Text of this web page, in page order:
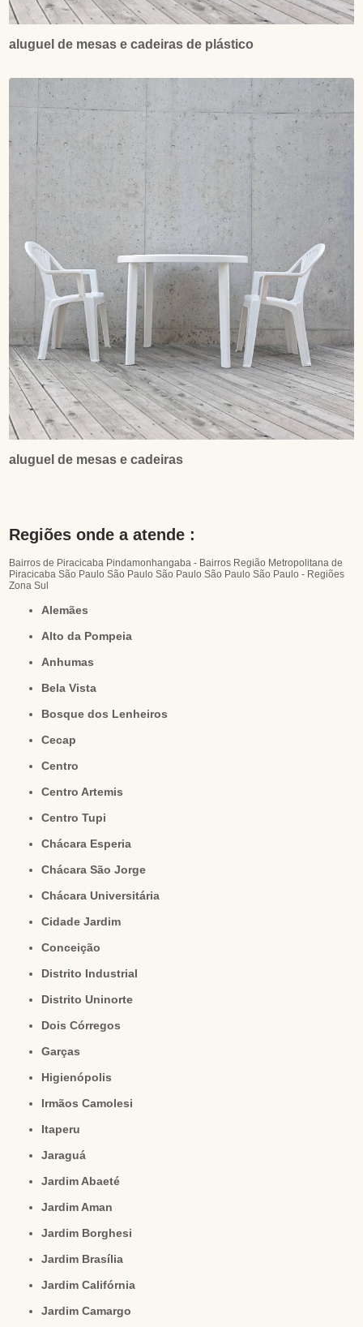
aluguel de mesas e cadeiras de plástico
aluguel de mesas e cadeiras
Regiões onde a atende :
Bairros de Piracicaba Pindamonhangaba - Bairros Região Metropolitana de
Piracicaba São Paulo São Paulo São Paulo São PauloSão Paulo - Regiões
Zona Sul
Alemães
Alto da Pompeia
Anhumas
Bela Vista
Bosque dos Lenheiros
Cecap
Centro
Centro Artemis
Centro Tupi
Chácara Esperia
Chácara São Jorge
Chácara Universitária
Cidade Jardim
Conceição
Distrito Industrial
Distrito Uninorte
Dois Córregos
Garças
Higienópolis
Irmãos Camolesi
Itaperu
Jaraguá
Jardim Abaeté
Jardim Aman
Jardim Borghesi
Jardim Brasília
Jardim Califórnia
Jardim Camargo